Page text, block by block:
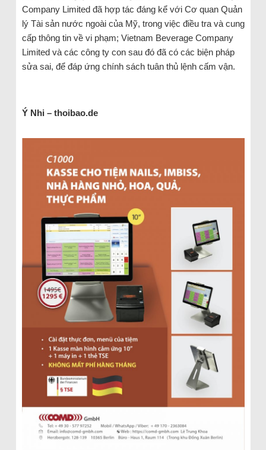
Company Limited đã hợp tác đáng kể với Cơ quan Quản
lý Tài sản nước ngoài của Mỹ, trong việc điều tra và cung
cấp thông tin về vi phạm; Vietnam Beverage Company
Limited và các công ty con sau đó đã có các biện pháp
sửa sai, để đáp ứng chính sách tuân thủ lệnh cấm vận.
Ý Nhi – thoibao.de